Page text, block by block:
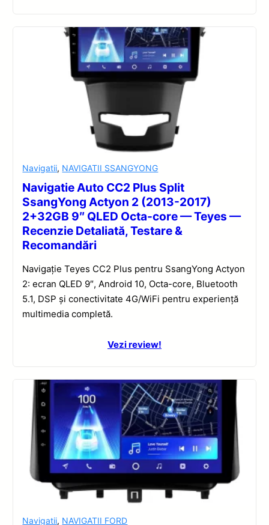
Navigatii, NAVIGATII SSANGYONG
Navigatie Auto CC2 Plus Split
SsangYong Actyon 2 (2013-2017)
2+32GB 9″ QLED Octa-core — Teyes —
Recenzie Detaliată, Testare &
Recomandări
Navigație Teyes CC2 Plus pentru SsangYong Actyon
2: ecran QLED 9″, Android 10, Octa-core, Bluetooth
5.1, DSP și conectivitate 4G/WiFi pentru experiență
multimedia completă.
Vezi review!
Navigatii, NAVIGATII FORD